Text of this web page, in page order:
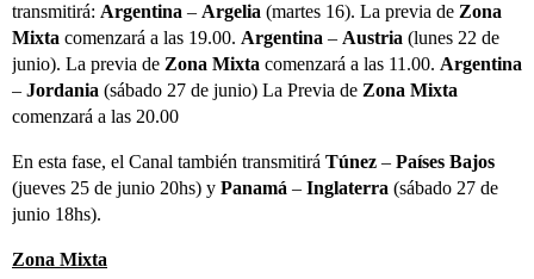
transmitirá: Argentina – Argelia (martes 16). La previa de Zona
Mixta comenzará a las 19.00. Argentina – Austria (lunes 22 de
junio). La previa de Zona Mixta comenzará a las 11.00. Argentina
– Jordania (sábado 27 de junio) La Previa de Zona Mixta
comenzará a las 20.00
En esta fase, el Canal también transmitirá Túnez – Países Bajos
(jueves 25 de junio 20hs) y Panamá – Inglaterra (sábado 27 de
junio 18hs).
Zona Mixta